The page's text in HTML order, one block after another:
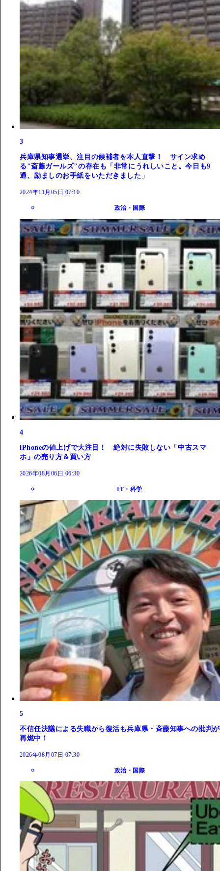
3
兵庫県知事選挙、注目の候補者を本人直撃！ サイン求め
る"斎藤ガールズ"の存在も「非常にうれしいこと。今日も9
通、励ましのお手紙をいただきました」
2024年11月05日 07:10
政治・国際
4
iPhoneの値上げで大注目！ 絶対に失敗しない「中古スマ
ホ」の売り方＆買い方
2026年08月06日 06:30
IT・科学
5
不信任決議による失職から復活も兵庫県・斉藤知事への批判が
再燃中！
2026年08月07日 07:30
政治・国際